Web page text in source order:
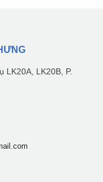
LK20A, LK20B, P.